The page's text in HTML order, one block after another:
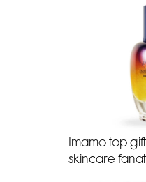
Imamo top
skincare